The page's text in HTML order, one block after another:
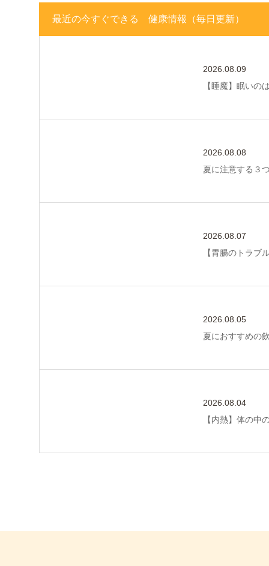
最近の今すぐできる 健康情報（毎日更新）
2026.08.09
【睡魔】眠いの
2026.08.08
夏に注意する３
2026.08.07
【胃腸のトラブ
2026.08.05
夏におすすめの
2026.08.04
【内熱】体の中